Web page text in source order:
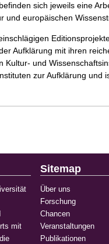
sich jeweils eine
und europäischen
Aufklärung mit ihren
und
zur Aufklärung und
mit
Sitemap
Über uns
Forschung
Chancen
Veranstaltungen
Publikationen